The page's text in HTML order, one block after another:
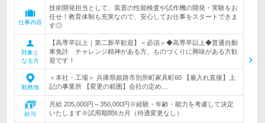
仕事内容
技術開発担当として、装置の性能検査や試作機の開発・実験をお
任せ！教育体制も充実なので、安心してお仕事をスタートできま
す◎
対象と
なる方
【高専卒以上｜第二新卒歓迎】＜必須＞◆高専卒以上◆普通自動
車免許 チャレンジ精神がある方、ものづくりに興味がある方歓
迎です！
勤務地
＜本社・工場＞ 兵庫県姫路市別所町家具町60 【雇入れ直後】上
記の事業所 【変更の範囲】会社の定め…
給与
月給 205,000円～350,000円※経験・年齢・能力を考慮して決定
いたします※試用期間6カ月（待遇変更なし）